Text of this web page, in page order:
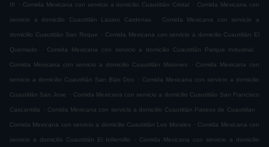
III . Comida Mexicana con servicio a domicilio Cuautitlán Cristal . Comida Mexicana con
servicio a domicilio Cuautitlán Lazaro Cardenas . Comida Mexicana con servicio a
domicilio Cuautitlán San Roque . Comida Mexicana con servicio a domicilio Cuautitlán El
Quemado . Comida Mexicana con servicio a domicilio Cuautitlán Parque Industrial .
Comida Mexicana con servicio a domicilio Cuautitlán Misiones . Comida Mexicana con
servicio a domicilio Cuautitlán San Blas Dos . Comida Mexicana con servicio a domicilio
Cuautitlán San Jose . Comida Mexicana con servicio a domicilio Cuautitlán San Francisco
Cascantitla . Comida Mexicana con servicio a domicilio Cuautitlán Paseos de Cuautitlan .
Comida Mexicana con servicio a domicilio Cuautitlán Los Morales . Comida Mexicana con
servicio a domicilio Cuautitlán El Infiernillo . Comida Mexicana con servicio a domicilio